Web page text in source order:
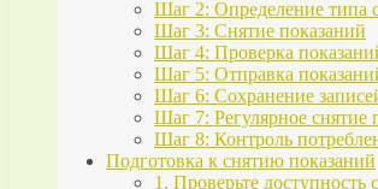
Шаг 2: Определение типа
Шаг 3: Снятие показаний
Шаг 4: Проверка
Шаг 5: Отправка
Шаг 6: Сохранение
Шаг 7: Регулярное снятие
Шаг 8: Контроль
Подготовка к снятию показаний
1. Проверьте доступность